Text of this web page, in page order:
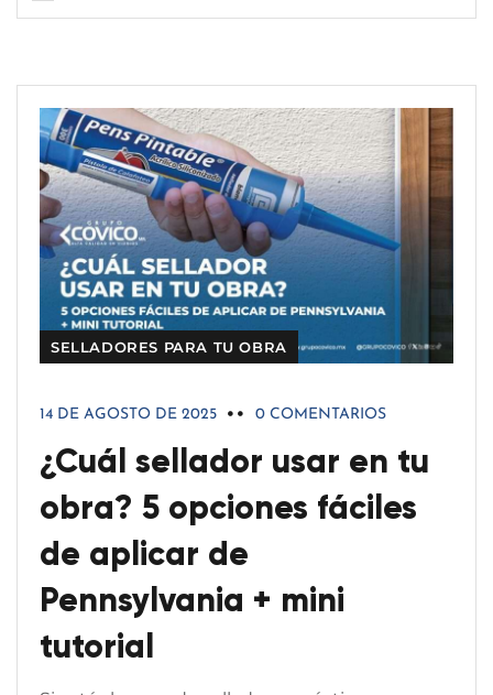
SELLADORES PARA TU OBRA
14 DE AGOSTO DE 2025 0 COMENTARIOS
¿Cuál sellador usar en tu
obra? 5 opciones fáciles
de aplicar de
Pennsylvania + mini
tutorial